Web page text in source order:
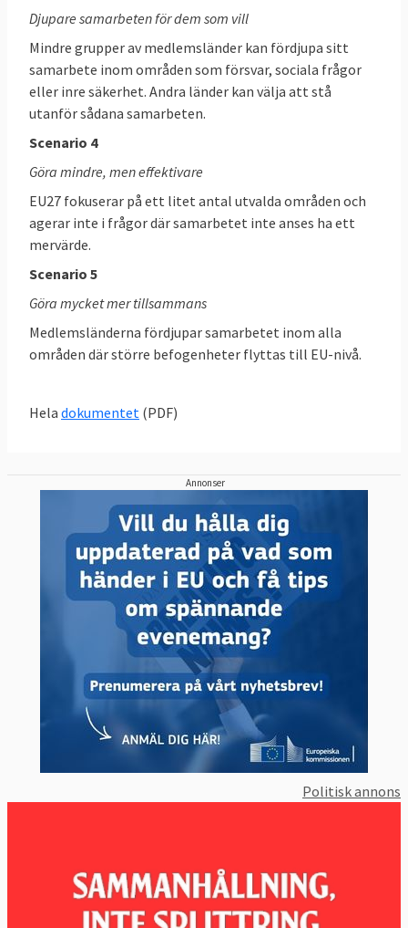
försvarssamarbete mellan
medlemsländerna. Tusk vill även se
konkreta beslut om framtiden för
valutasamarbetet och en översyn hur
September:Informellt toppmöte i Wien
med orienteringsdebatt om yttre
gränskontroller, utbyte av
säkerhetsinformation, operationella
samarbeten, rättskipning på nätet och att
18-19 oktober:Formellt toppmöte med
diskussion om inre säkerhet, migration och
13-14 december:Formellt toppmöte med
den inre marknaden.
2019
21-22 mars:Formellt toppmöte med
diskussion om ekonomi och handel med en
översyn av arbetet med fördjupningen av
valutaunionen.
9 maj:Informellt toppmöte i rumänska Sibiu
med förberedelser om EU:s ”strategiska
agenda” för åren 2019-2024.
samtal om den strategiska agendan 2019-
2024. Nya topposter som Tusks efterträdare
Djupare samarbeten för dem som vill
Mindre grupper av medlemsländer kan fördjupa sitt
samarbete inom områden som försvar, sociala frågor
eller inre säkerhet. Andra länder kan välja att stå
utanför sådana samarbeten.
Scenario 4
Göra mindre, men effektivare
EU27 fokuserar på ett litet antal utvalda områden och
agerar inte i frågor där samarbetet inte anses ha ett
mervärde.
Scenario 5
Göra mycket mer tillsammans
Medlemsländerna fördjupar samarbetet inom alla
områden där större befogenheter flyttas till EU-nivå.
Hela dokumentet (PDF)
Annonser
Politisk annons